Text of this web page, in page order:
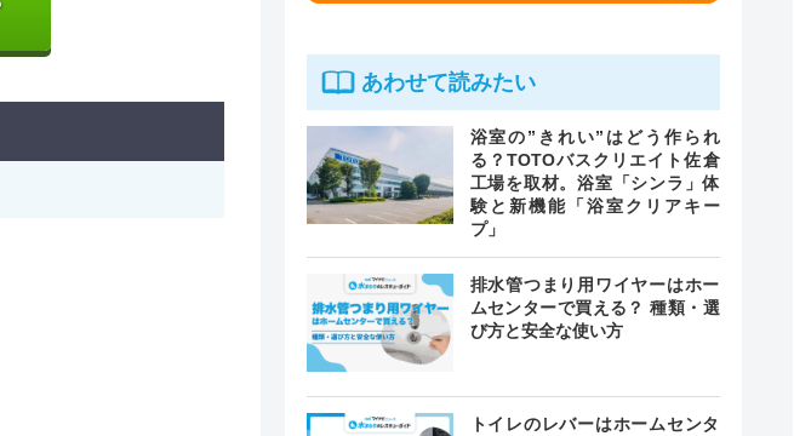
あわせて読みたい
浴室の”きれい”はどう作られ
る？TOTOバスクリエイト佐倉
工場を取材。浴室「シンラ」体
験と新機能「浴室クリアキー
プ」
排水管つまり用ワイヤーはホー
ムセンターで買える？ 種類・選
び方と安全な使い方
トイレのレバーはホームセンタ